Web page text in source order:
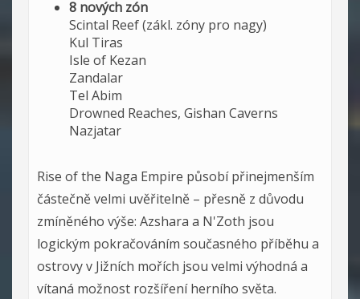
8 nových zón
Scintal Reef (zákl. zóny pro nagy)
Kul Tiras
Isle of Kezan
Zandalar
Tel Abim
Drowned Reaches, Gishan Caverns
Nazjatar
Rise of the Naga Empire působí přinejmenším
částečně velmi uvěřitelně – přesně z důvodu
zmíněného výše: Azshara a N'Zoth jsou
logickým pokračováním současného příběhu a
ostrovy v Jižních mořích jsou velmi výhodná a
vítaná možnost rozšíření herního světa.